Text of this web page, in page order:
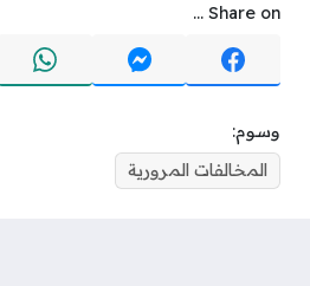
Share on ...
وسوم:
المخالفات المرورية